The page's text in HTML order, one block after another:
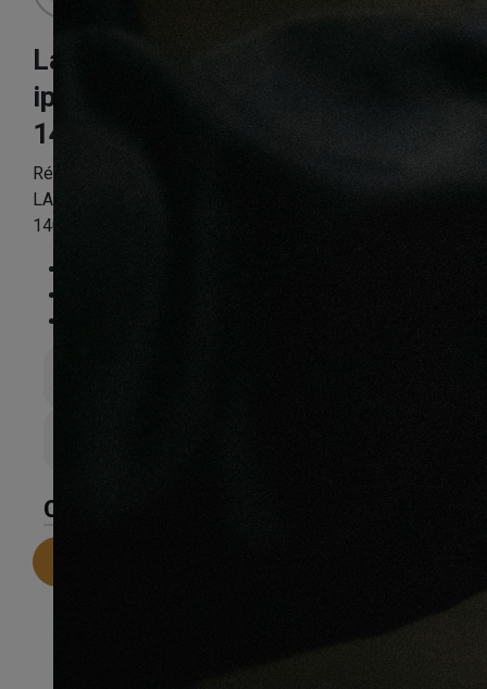
Lame de terrasse
ipe brut
140X19mm
Référence:
LAME DE TERRASSE IPE BRUT DECK 2 FACES LISSES
140x19x L900-970-1250mm
CARACTÉRISTIQUES